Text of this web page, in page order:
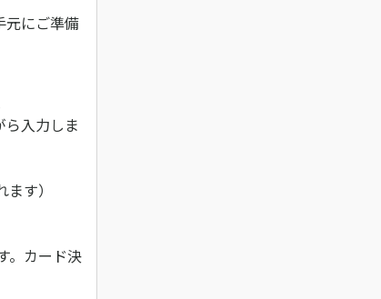
元にご準備
入力しま
す）
。カード決